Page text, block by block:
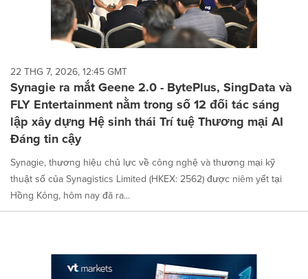
22 THG 7, 2026, 12:45 GMT
Synagie ra mắt Geene 2.0 - BytePlus, SingData và
FLY Entertainment nằm trong số 12 đối tác sáng
lập xây dựng Hệ sinh thái Trí tuệ Thương mại AI
Đáng tin cậy
Synagie, thương hiệu chủ lực về công nghệ và thương mại kỹ
thuật số của Synagistics Limited (HKEX: 2562) được niêm yết tại
Hồng Kông, hôm nay đã ra...